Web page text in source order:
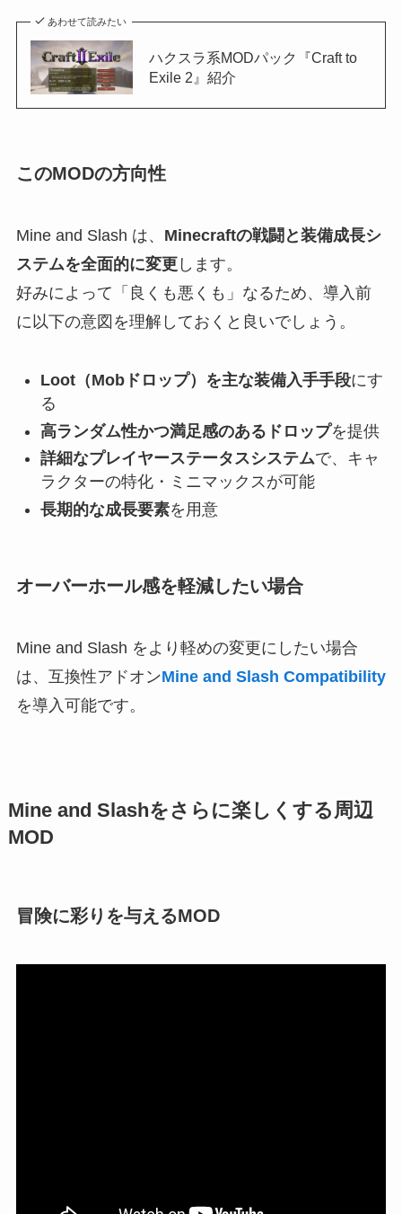
あわせて読みたい
ハクスラ系MODパック『Craft to
Exile 2』紹介
このMODの方向性
Mine and Slash は、 Minecraftの戦闘と装備成長シ
ステムを全面的に変更します。
好みによって「良くも悪くも」なるため、導入前
に以下の意図を理解しておくと良いでしょう。
Loot（Mobドロップ）を主な装備入手手段にす
る
高ランダム性かつ満足感のあるドロップを提供
詳細なプレイヤーステータスシステムで、キャ
ラクターの特化・ミニマックスが可能
長期的な成長要素を用意
オーバーホール感を軽減したい場合
Mine and Slash をより軽めの変更にしたい場合
は、互換性アドオンMine and Slash Compatibility
を導入可能です。
Mine and Slashをさらに楽しくする周辺
MOD
冒険に彩りを与えるMOD